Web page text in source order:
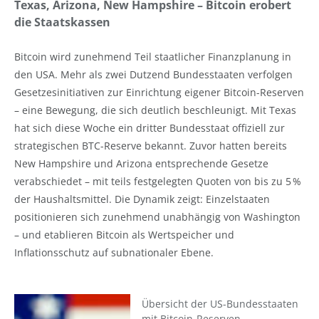
Texas, Arizona, New Hampshire – Bitcoin erobert
die Staatskassen
Bitcoin wird zunehmend Teil staatlicher Finanzplanung in
den USA. Mehr als zwei Dutzend Bundesstaaten verfolgen
Gesetzesinitiativen zur Einrichtung eigener Bitcoin-Reserven
– eine Bewegung, die sich deutlich beschleunigt. Mit Texas
hat sich diese Woche ein dritter Bundesstaat offiziell zur
strategischen BTC-Reserve bekannt. Zuvor hatten bereits
New Hampshire und Arizona entsprechende Gesetze
verabschiedet – mit teils festgelegten Quoten von bis zu 5 %
der Haushaltsmittel. Die Dynamik zeigt: Einzelstaaten
positionieren sich zunehmend unabhängig von Washington
– und etablieren Bitcoin als Wertspeicher und
Inflationsschutz auf subnationaler Ebene.
Übersicht der US-Bundesstaaten